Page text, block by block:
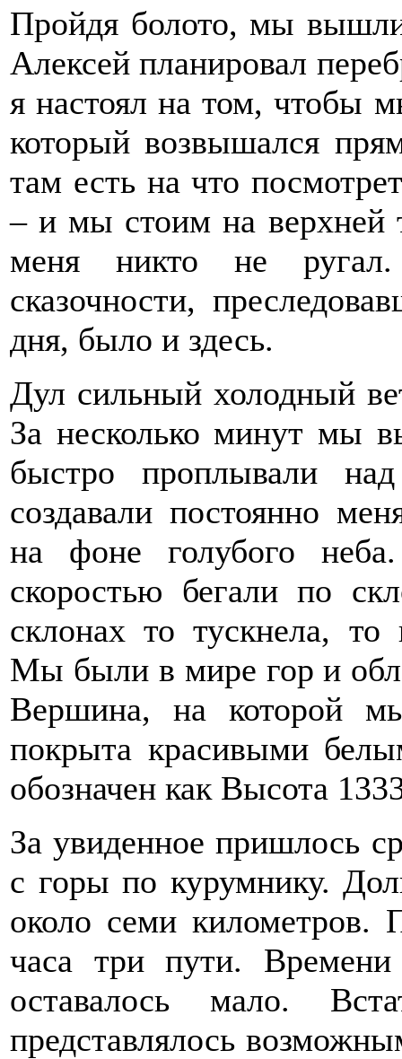
Пройдя болото, мы
Алексей планировал
я настоял на том, чтобы
который возвышался
там есть на что
– и мы стоим на верхней
меня никто не
сказочности,
дня, было и здесь.
Дул сильный холодный
За несколько минут мы
быстро проплывали
создавали постоянно
на фоне голубого
скоростью бегали по
склонах то тускнела,
Мы были в мире гор и
Вершина, на которой
покрыта красивыми
обозначен как Высота
За увиденное пришлось
с горы по курумнику.
около семи километров.
часа три пути.
оставалось мало.
представлялось